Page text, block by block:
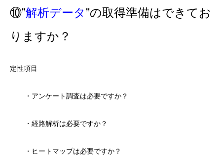
⑩”解析データ ”の取得準備はできてお
りますか？
定性項目
・アンケート調査は必要ですか？
・経路解析は必要ですか？
・ヒートマップは必要ですか？